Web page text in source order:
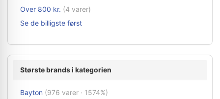
Over 800 kr. (4 varer)
Se de billigste først
Største brands i kategorien
Bayton (976 varer · 1574%)